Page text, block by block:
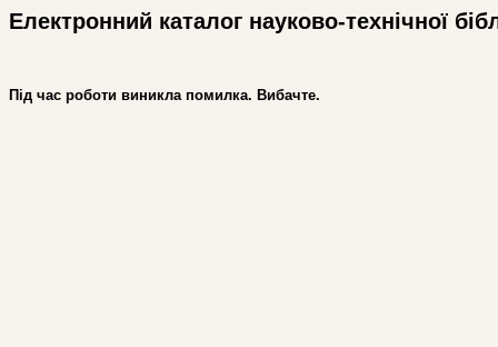
Електронний каталог науково-технічної
Під час роботи виникла помилка. Вибачте.